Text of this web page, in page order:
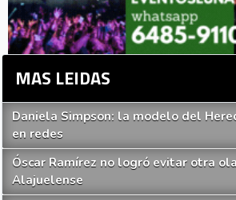
MAS LEIDAS
Daniela Simpson: la modelo del
en redes
Óscar Ramírez no logró evitar otra
Alajuelense